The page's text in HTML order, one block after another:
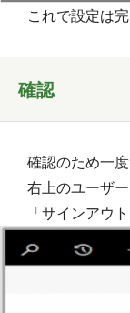
これで設定は完
確認
確認のため一
右上のユーザ
「サインアウ